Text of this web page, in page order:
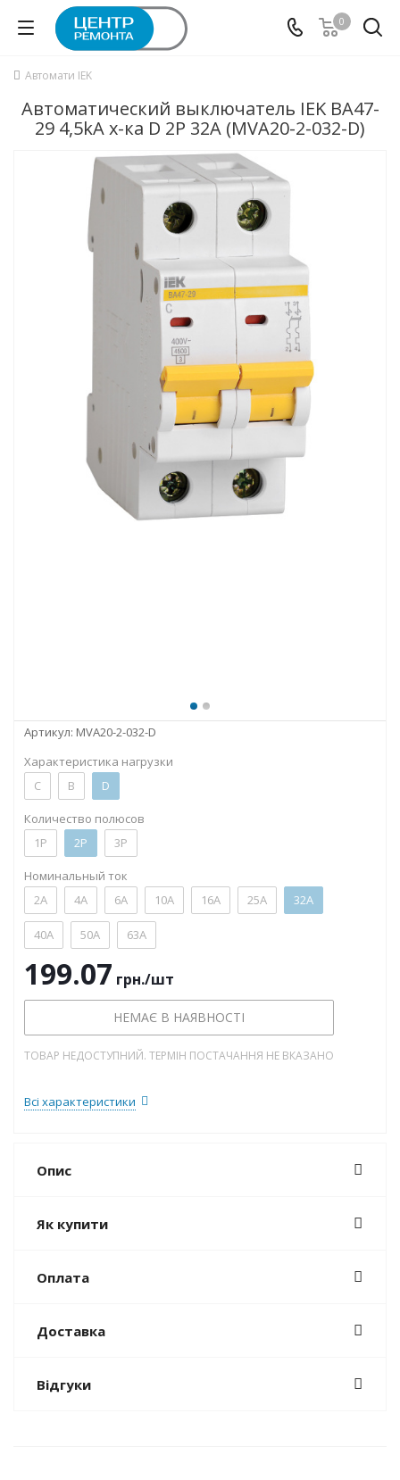
0
Автомати IEK
Автоматический выключатель IEK ВА47-
29 4,5kA х-ка D 2P 32А (MVA20-2-032-D)
Артикул: MVA20-2-032-D
Характеристика нагрузки
C
B D
Количество полюсов
1P
2P 3P
Номинальный ток
2А
4А 6А 10А 16А 25А 32А
40А 50А 63А
199.07 грн./шт
НЕМАЄ В НАЯВНОСТІ
ТОВАР НЕДОСТУПНИЙ. ТЕРМІН ПОСТАЧАННЯ НЕ ВКАЗАНО
Всі характеристики
Опис
Як купити
Оплата
Доставка
Відгуки